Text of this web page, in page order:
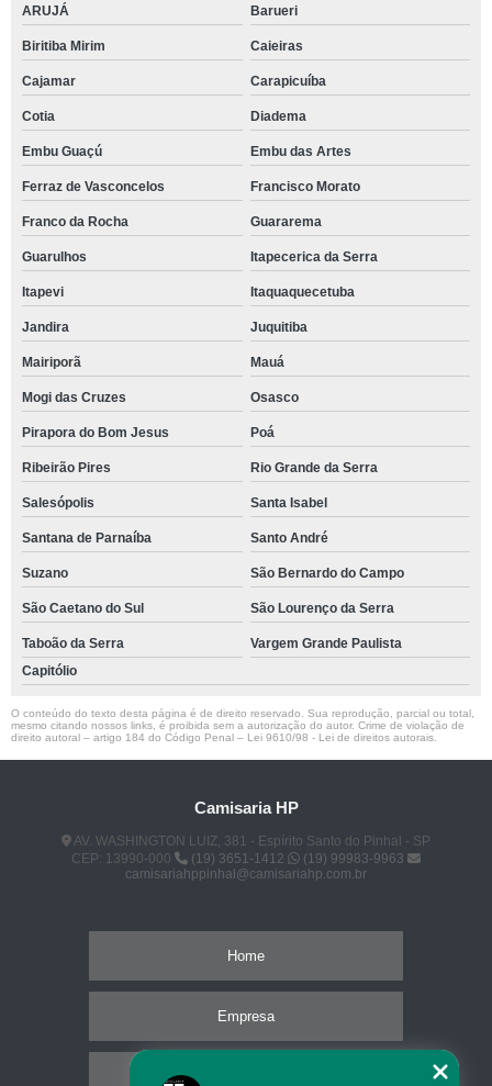
ARUJÁ
Barueri
Biritiba Mirim Caieiras
Cajamar Carapicuíba
Cotia Diadema
Embu Guaçú Embu das Artes
Ferraz de Vasconcelos Francisco Morato
Franco da Rocha Guararema
Guarulhos Itapecerica da Serra
Itapevi Itaquaquecetuba
Jandira Juquitiba
Mairiporã Mauá
Mogi das Cruzes Osasco
Pirapora do Bom Jesus Poá
Ribeirão Pires Rio Grande da Serra
Salesópolis Santa Isabel
Santana de Parnaíba Santo André
Suzano São Bernardo do Campo
São Caetano do Sul São Lourenço da Serra
Taboão da Serra
Vargem Grande Paulista
Capitólio
O conteúdo do texto desta página é de direito reservado. Sua reprodução, parcial ou total,
mesmo citando nossos links, é proibida sem a autorização do autor. Crime de violação de
direito autoral – artigo 184 do Código Penal – Lei 9610/98 - Lei de direitos autorais
Camisaria HP
AV. WASHINGTON LUIZ, 381 - Espírito Santo do Pinhal - SP
CEP: 13990-000
(19) 3651-1412
(19) 99983-9963
camisariahppinhal@camisariahp.com.br
Home
Empresa